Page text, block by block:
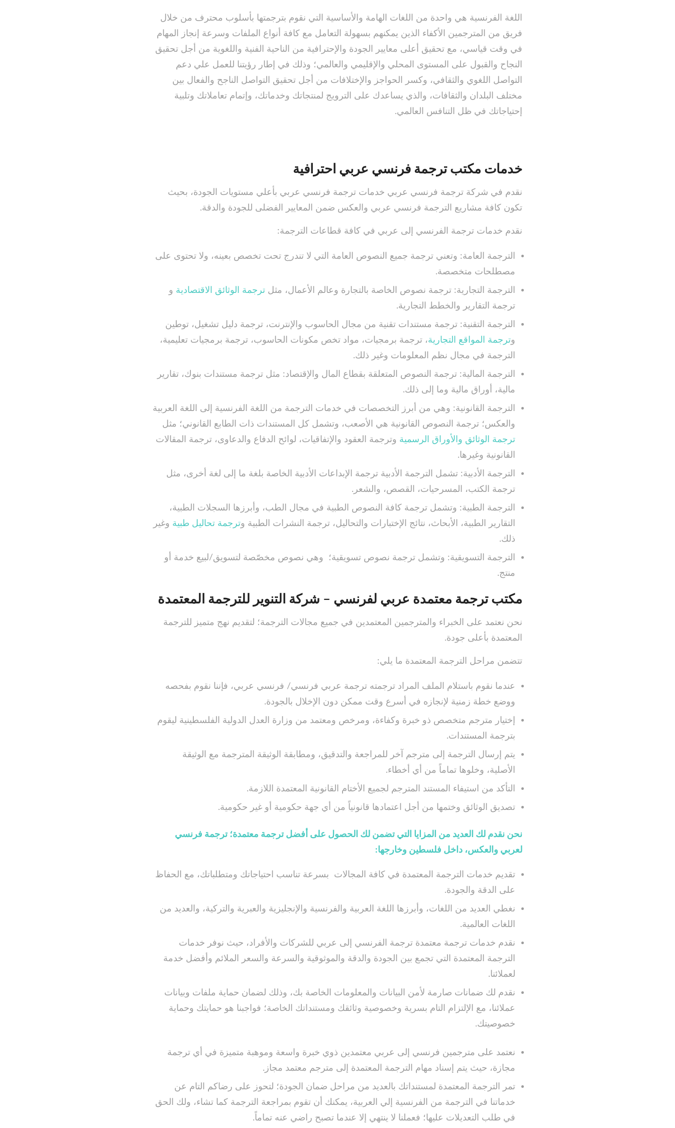
اللغة الفرنسية هي واحدة من اللغات الهامة والأساسية التي نقوم بترجمتها بأسلوب محترف من خلال
فريق من المترجمين الأكفاء الذين يمكنهم بسهولة التعامل مع كافة أنواع الملفات وسرعة إنجاز المهام
في وقت قياسي، مع تحقيق أعلى معايير الجودة والإحترافية من الناحية الفنية واللغوية من أجل تحقيق
النجاح والقبول على المستوى المحلي والإقليمي والعالمي؛ وذلك في إطار رؤيتنا للعمل علي دعم
التواصل اللغوي والثقافي، وكسر الحواجز والإختلافات من أجل تحقيق التواصل الناجح والفعال بين
مختلف البلدان والثقافات، والذي يساعدك على الترويج لمنتجاتك وخدماتك، وإتمام تعاملاتك وتلبية
إحتياجاتك في ظل التنافس العالمي.
خدمات مكتب ترجمة فرنسي عربي احترافية
نقدم في شركة ترجمة فرنسي عربي خدمات ترجمة فرنسي عربي بأعلي مستويات الجودة، بحيث
تكون كافة مشاريع الترجمة فرنسي عربي والعكس ضمن المعايير الفضلى للجودة والدقة.
نقدم خدمات ترجمة الفرنسي إلى عربي في كافة قطاعات الترجمة:
الترجمة العامة: وتعني ترجمة جميع النصوص العامة التي لا تندرج تحت تخصص بعينه، ولا تحتوى على
مصطلحات متخصصة.
الترجمة التجارية: ترجمة نصوص الخاصة بالتجارة وعالم الأعمال، مثل ترجمة الوثائق الاقتصادية و
ترجمة التقارير والخطط التجارية.
الترجمة التقنية: ترجمة مستندات تقنية من مجال الحاسوب والإنترنت، ترجمة دليل تشغيل، توطين
وترجمة المواقع التجارية، ترجمة برمجيات، مواد تخص مكونات الحاسوب، ترجمة برمجيات تعليمية،
الترجمة في مجال نظم المعلومات وغير ذلك.
الترجمة المالية: ترجمة النصوص المتعلقة بقطاع المال والإقتصاد: مثل ترجمة مستندات بنوك، تقارير
مالية، أوراق مالية وما إلى ذلك.
الترجمة القانونية: وهي من أبرز التخصصات في خدمات الترجمة من اللغة الفرنسية إلى اللغة العربية
والعكس؛ ترجمة النصوص القانونية هي الأصعب، وتشمل كل المستندات ذات الطابع القانوني؛ مثل
ترجمة الوثائق والأوراق الرسمية وترجمة العقود والإتفاقيات، لوائح الدفاع والدعاوى، ترجمة المقالات
القانونية وغيرها.
الترجمة الأدبية: تشمل الترجمة الأدبية ترجمة الإبداعات الأدبية الخاصة بلغة ما إلى لغة أخرى، مثل
ترجمة الكتب، المسرحيات، القصص، والشعر.
الترجمة الطبية: وتشمل ترجمة كافة النصوص الطبية في مجال الطب، وأبرزها السجلات الطبية،
التقارير الطبية، الأبحاث، نتائج الإختبارات والتحاليل، ترجمة النشرات الطبية وترجمة تحاليل طبية وغير
ذلك.
الترجمة التسويقية: وتشمل ترجمة نصوص تسويقية؛ وهي نصوص مخصّصة لتسويق/لبيع خدمة أو
منتج.
مكتب ترجمة معتمدة عربي لفرنسي – شركة التنوير للترجمة المعتمدة
نحن نعتمد على الخبراء والمترجمين المعتمدين في جميع مجالات الترجمة؛ لتقديم نهج متميز للترجمة
المعتمدة بأعلى جودة.
تتضمن مراحل الترجمة المعتمدة ما يلي:
عندما نقوم باستلام الملف المراد ترجمته ترجمة عربي فرنسي/ فرنسي عربي، فإننا نقوم بفحصه
ووضع خطة زمنية لإنجازه في أسرع وقت ممكن دون الإخلال بالجودة.
إختيار مترجم متخصص ذو خبرة وكفاءة، ومرخص ومعتمد من وزارة العدل الدولية الفلسطينية ليقوم
بترجمة المستندات.
يتم إرسال الترجمة إلى مترجم آخر للمراجعة والتدقيق، ومطابقة الوثيقة المترجمة مع الوثيقة
الأصلية، وخلوها تماماً من أي أخطاء.
التأكد من استيفاء المستند المترجم لجميع الأختام القانونية المعتمدة اللازمة.
تصديق الوثائق وختمها من أجل اعتمادها قانونياً من أي جهة حكومية أو غير حكومية.
نحن نقدم لك العديد من المزايا التي تضمن لك الحصول على أفضل ترجمة معتمدة؛ ترجمة فرنسي
لعربي والعكس، داخل فلسطين وخارجها:
تقديم خدمات الترجمة المعتمدة في كافة المجالات بسرعة تناسب احتياجاتك ومتطلباتك، مع الحفاظ
على الدقة والجودة.
نغطي العديد من اللغات، وأبرزها اللغة العربية والفرنسية والإنجليزية والعبرية والتركية، والعديد من
اللغات العالمية.
نقدم خدمات ترجمة معتمدة ترجمة الفرنسي إلى عربي للشركات والأفراد، حيث نوفر خدمات
الترجمة المعتمدة التي تجمع بين الجودة والدقة والموثوقية والسرعة والسعر الملائم وأفضل خدمة
لعملائنا.
نقدم لك ضمانات صارمة لأمن البيانات والمعلومات الخاصة بك، وذلك لضمان حماية ملفات وبيانات
عملائنا، مع الإلتزام التام بسرية وخصوصية وثائقك ومستنداتك الخاصة؛ فواجبنا هو حمايتك وحماية
خصوصيتك.
نعتمد على مترجمين فرنسي إلى عربي معتمدين ذوي خبرة واسعة وموهبة متميزة في أي ترجمة
مجازة، حيث يتم إسناد مهام الترجمة المعتمدة إلى مترجم معتمد مجاز.
تمر الترجمة المعتمدة لمستنداتك بالعديد من مراحل ضمان الجودة؛ لتحوز على رضاكم التام عن
خدماتنا في الترجمة من الفرنسية إلي العربية، يمكنك أن تقوم بمراجعة الترجمة كما تشاء، ولك الحق
في طلب التعديلات عليها؛ فعملنا لا ينتهي إلا عندما تصبح راضي عنه تماماً.